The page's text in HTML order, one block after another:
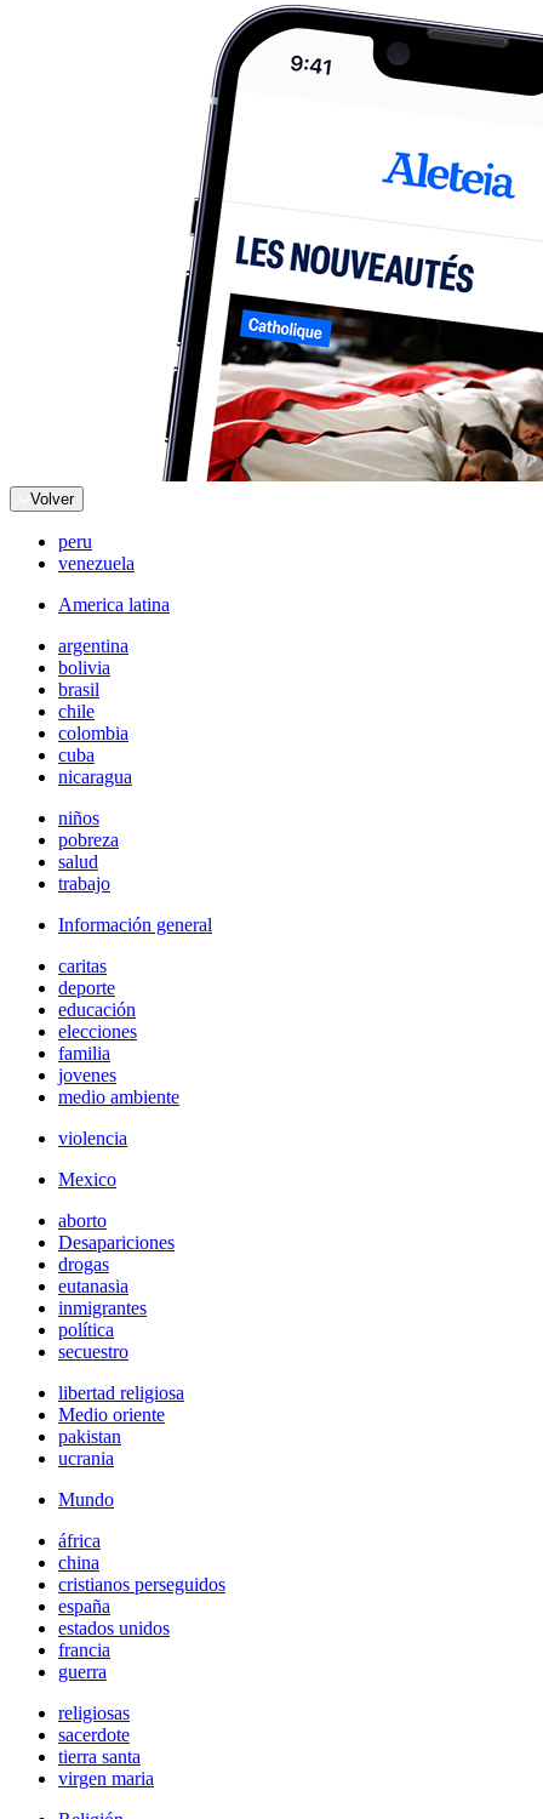
Volver
peru
venezuela
America latina
argentina
bolivia
brasil
chile
colombia
cuba
nicaragua
niños
pobreza
salud
trabajo
Información general
caritas
deporte
educación
elecciones
familia
jovenes
medio ambiente
violencia
Mexico
aborto
Desapariciones
drogas
eutanasia
inmigrantes
política
secuestro
libertad religiosa
Medio oriente
pakistan
ucrania
Mundo
áfrica
china
cristianos perseguidos
españa
estados unidos
francia
guerra
religiosas
sacerdote
tierra santa
virgen maria